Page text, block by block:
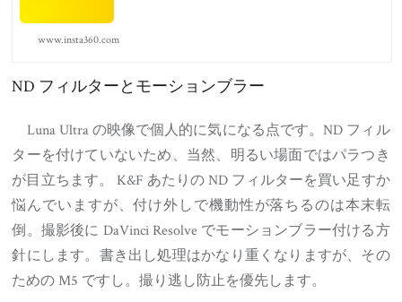
www.insta360.com
ND フィルターとモーションブラー
Luna Ultra の映像で個人的に気になる点です。ND フィル
ターを付けていないため、当然、明るい場面ではパラつき
が目立ちます。 K&F あたりの ND フィルターを買い足すか
悩んでいますが、付け外しで機動性が落ちるのは本末転
倒。撮影後に DaVinci Resolve でモーションブラー付ける方
針にします。書き出し処理はかなり重くなりますが、その
ための M5 ですし。撮り逃し防止を優先します。